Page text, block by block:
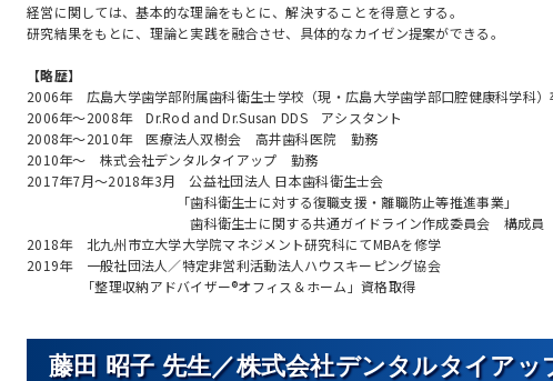
経営に関しては、基本的な理論をもとに、解決することを得意とする。
研究結果をもとに、理論と実践を融合させ、具体的なカイゼン提案ができる。
【略歴】
2006年 広島大学歯学部附属歯科衛生士学校（現・広島大学歯学部口腔健康科学科）
2006年～2008年 Dr.Rod and Dr.Susan DDS アシスタント
2008年～2010年 医療法人双樹会 高井歯科医院 勤務
2010年～ 株式会社デンタルタイアップ 勤務
2017年7月～2018年3月 公益社団法人 日本歯科衛生士会
「歯科衛生士に対する復職支援・離職防止等推進事業」
歯科衛生士に関する共通ガイドライン作成委員会 構成員
2018年 北九州市立大学大学院マネジメント研究科にてMBAを修学
2019年 一般社団法人／特定非営利活動法人ハウスキーピング協会
「整理収納アドバイザー®オフィス＆ホーム」資格取得
藤田 昭子 先生／株式会社デンタルタイアッ